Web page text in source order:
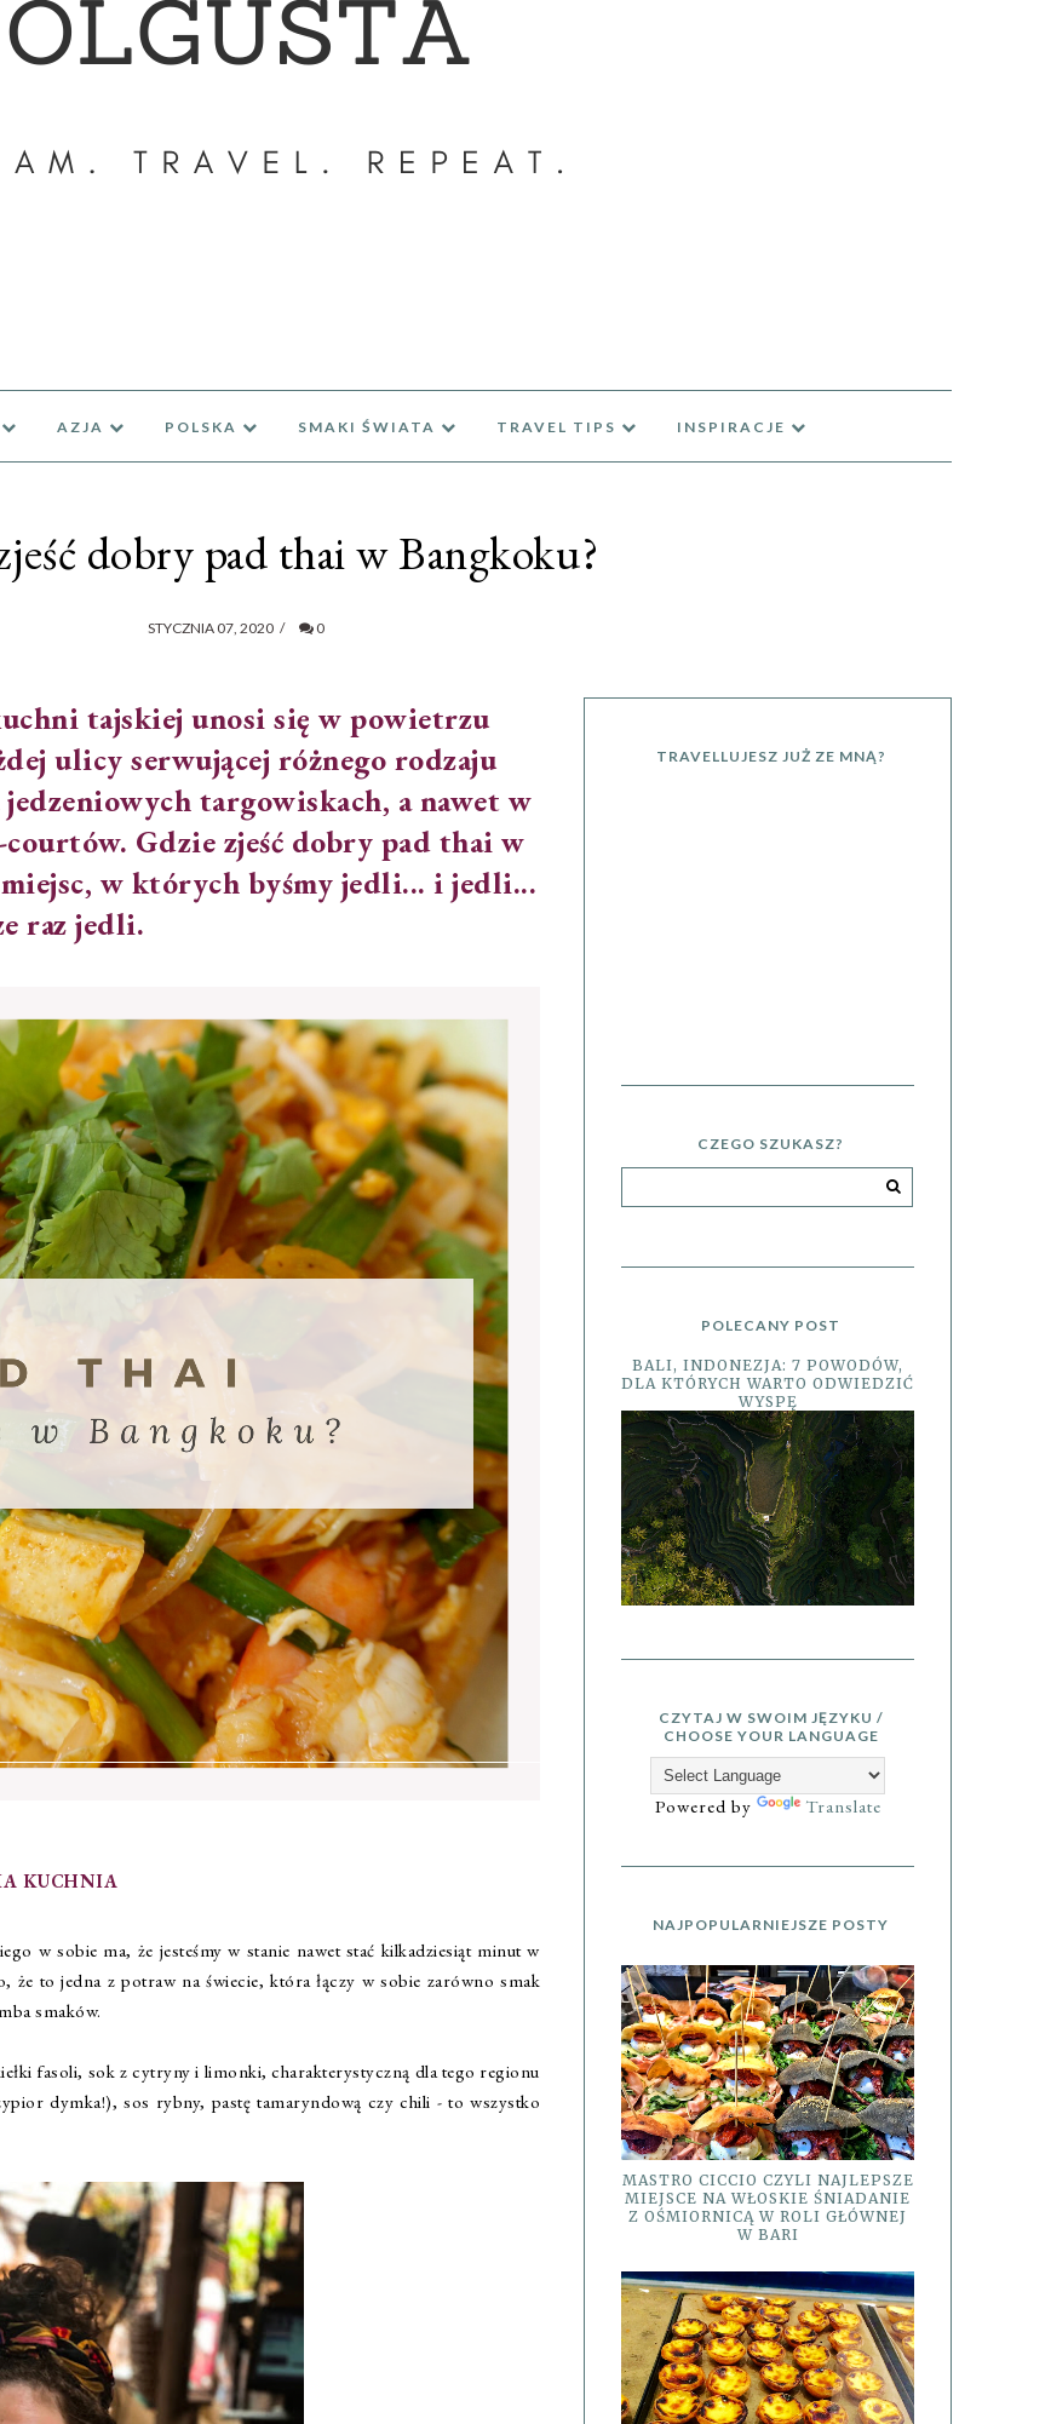
AZJA POLSKA SMAKI ŚWIATA TRAVEL TIPS INSPIRACJE
dobry pad thai w Bangkoku?
STYCZNIA 07, 2020 / 0
tajskiej unosi się w powietrzu
ulicy serwującej różnego rodzaju
targowiskach, a nawet w
Gdzie zjeść dobry pad thai w
w których byśmy jedli... i jedli...
raz jedli.
KUCHNIA
w sobie ma, że jesteśmy w stanie nawet stać kilkadziesiąt minut w
że to jedna z potraw na świecie, która łączy w sobie zarówno smak
smaków.
fasoli, sok z cytryny i limonki, charakterystyczną dla tego regionu
dymka!), sos rybny, pastę tamaryndową czy chili - to wszystko
TRAVELLUJESZ JUŻ ZE MNĄ?
CZEGO SZUKASZ?
POLECANY POST
BALI, INDONEZJA: 7 POWODÓW,
DLA KTÓRYCH WARTO ODWIEDZIĆ
WYSPĘ
CZYTAJ W SWOIM JĘZYKU /
CHOOSE YOUR LANGUAGE
Powered by Translate
NAJPOPULARNIEJSZE POSTY
MASTRO CICCIO CZYLI NAJLEPSZE
MIEJSCE NA WŁOSKIE ŚNIADANIE
Z OŚMIORNICĄ W ROLI GŁÓWNEJ
W BARI